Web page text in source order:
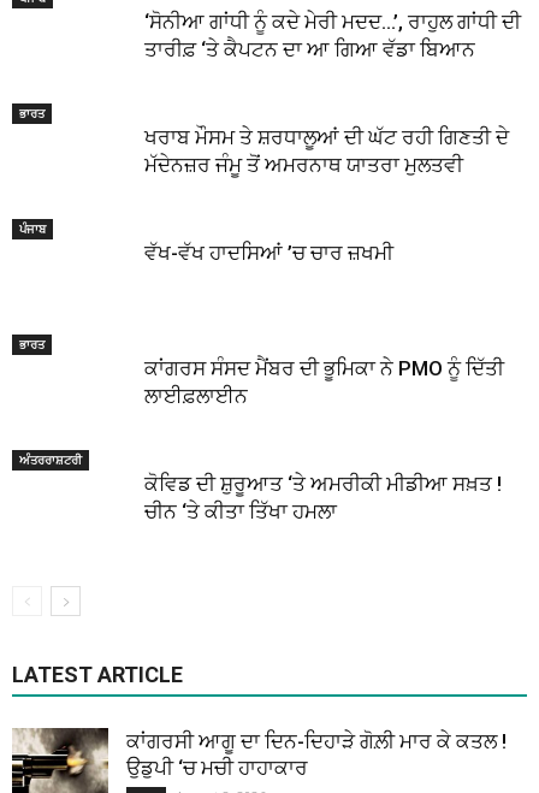
‘ਸੋਨੀਆ ਗਾਂਧੀ ਨੂੰ ਕਦੇ ਮੇਰੀ ਮਦਦ…’, ਰਾਹੁਲ ਗਾਂਧੀ ਦੀ
ਤਾਰੀਫ਼ ‘ਤੇ ਕੈਪਟਨ ਦਾ ਆ ਗਿਆ ਵੱਡਾ ਬਿਆਨ
ਭਾਰਤ
ਖਰਾਬ ਮੌਸਮ ਤੇ ਸ਼ਰਧਾਲੂਆਂ ਦੀ ਘੱਟ ਰਹੀ ਗਿਣਤੀ ਦੇ
ਮੱਦੇਨਜ਼ਰ ਜੰਮੂ ਤੋਂ ਅਮਰਨਾਥ ਯਾਤਰਾ ਮੁਲਤਵੀ
ਪੰਜਾਬ
ਵੱਖ-ਵੱਖ ਹਾਦਸਿਆਂ ’ਚ ਚਾਰ ਜ਼ਖਮੀ
ਭਾਰਤ
ਕਾਂਗਰਸ ਸੰਸਦ ਮੈਂਬਰ ਦੀ ਭੂਮਿਕਾ ਨੇ PMO ਨੂੰ ਦਿੱਤੀ
ਲਾਈਫ਼ਲਾਈਨ
ਅੰਤਰਰਾਸ਼ਟਰੀ
ਕੋਵਿਡ ਦੀ ਸ਼ੁਰੂਆਤ ‘ਤੇ ਅਮਰੀਕੀ ਮੀਡੀਆ ਸਖ਼ਤ !
ਚੀਨ ‘ਤੇ ਕੀਤਾ ਤਿੱਖਾ ਹਮਲਾ
LATEST ARTICLE
ਕਾਂਗਰਸੀ ਆਗੂ ਦਾ ਦਿਨ-ਦਿਹਾੜੇ ਗੋਲ਼ੀ ਮਾਰ ਕੇ ਕਤਲ !
ਉਡੁਪੀ ‘ਚ ਮਚੀ ਹਾਹਾਕਾਰ